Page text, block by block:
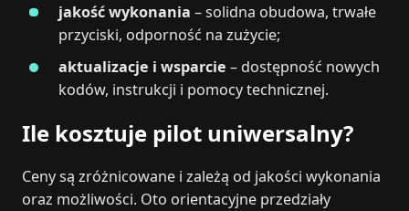
jakość wykonania – solidna obudowa, trwałe
przyciski, odporność na zużycie;
aktualizacje i wsparcie – dostępność nowych
kodów, instrukcji i pomocy technicznej.
Ile kosztuje pilot uniwersalny?
Ceny są zróżnicowane i zależą od jakości wykonania
oraz możliwości. Oto orientacyjne przedziały